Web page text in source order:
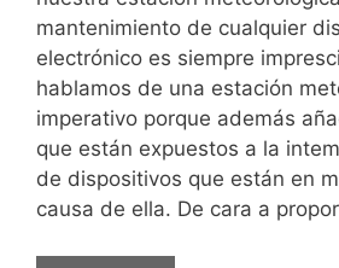
mantenimiento de cualquier
electrónico es siempre
hablamos de una estación
imperativo porque además
que están expuestos a la
de dispositivos que están en
causa de ella. De cara a